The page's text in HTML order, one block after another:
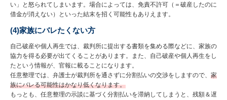
い」と怒られてしまいます。場合によっては、免責不許可（＝破産したのに
借金が消えない）といった結末を招く可能性もありえます。
(4)家族にバレたくない方
自己破産や個人再生では、裁判所に提出する書類を集める際などに、家族の
協力を得る必要が出てくることがあります。また、自己破産や個人再生をし
たという情報が、官報に載ることになります。
任意整理では、弁護士が裁判所を通さずに分割払いの交渉をしますので、 家
族にバレる可能性はかなり低くなります。
もっとも、任意整理の示談に基づく分割払いを滞納してしまうと、残額＆遅